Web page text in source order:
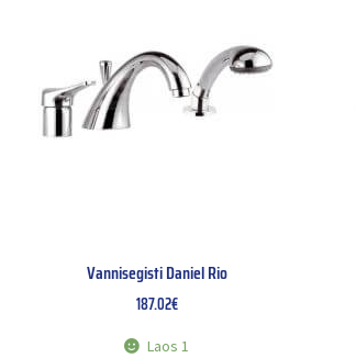
Vannisegisti Daniel Rio
187.02€
Laos 1